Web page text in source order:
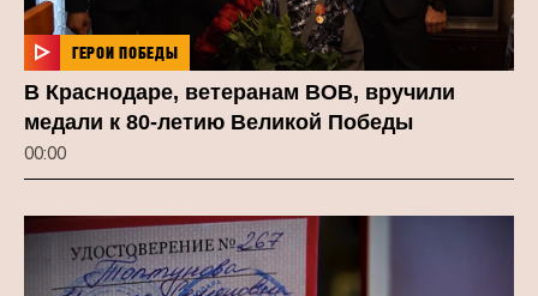
ГЕРОИ ПОБЕДЫ
В Краснодаре, ветеранам ВОВ, вручили
медали к 80-летию Великой Победы
00:00